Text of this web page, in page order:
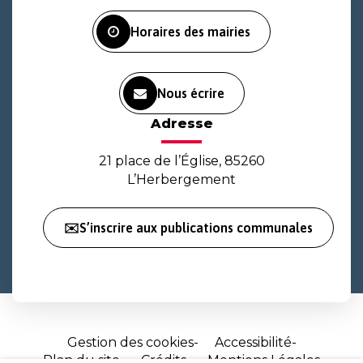
Horaires des mairies
Nous écrire
Adresse
21 place de l’Église, 85260
L’Herbergement
✉️S’inscrire aux publications communales
Gestion des cookies
Accessibilité